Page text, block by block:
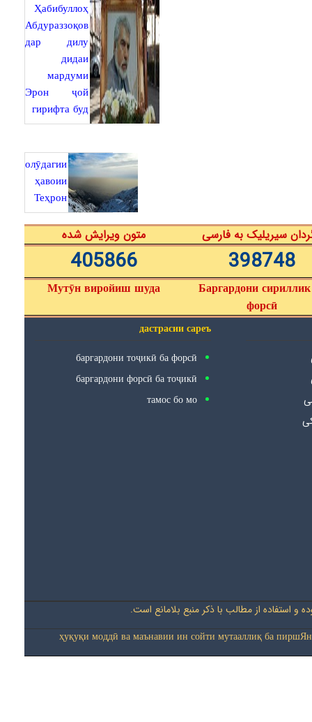
Ҳабибуллоҳ
Абдураззоқов
дар дилу
дидаи
мардуми
Эрон ҷой
гирифта буд
олӯдагии
ҳавоии
Теҳрон
سیریلیک به فارسی متون ویرایش شده
398748
405866
Баргардони
форсӣ
Мутӯн виройиш шуда
дастрасии сареъ
баргардони тоҷикӣ ба форсӣ
баргардони форсӣ ба тоҷикӣ
тамос бо мо
استفاده از مطالب با ذکر منبع بلامانع است.
ҳуқуқи моддӣ ва маънавии ин сойти мутааллиқ ба